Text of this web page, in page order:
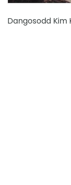
Dangosodd Kim